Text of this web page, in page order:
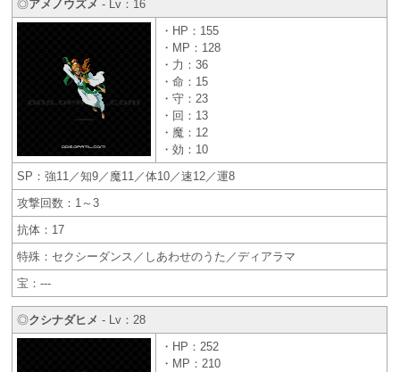
◎アメノウズメ - Lv：16
・HP：155
・MP：128
・力：36
・命：15
・守：23
・回：13
・魔：12
・効：10
SP：強11／知9／魔11／体10／速12／運8
攻撃回数：1～3
抗体：17
特殊：セクシーダンス／しあわせのうた／ディアラマ
宝：---
◎クシナダヒメ - Lv：28
・HP：252
・MP：210